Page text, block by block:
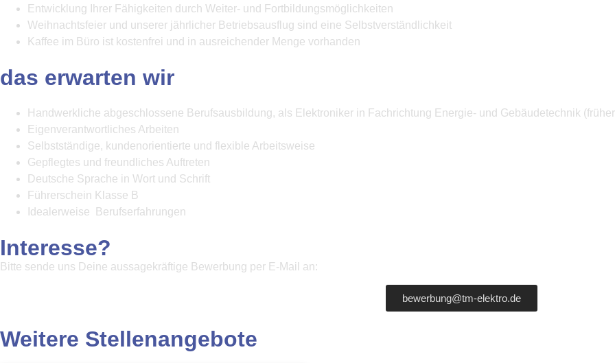
Entwicklung Ihrer Fähigkeiten durch Weiter- und Fortbildungsmöglichkeiten
Weihnachtsfeier und unserer jährlicher Betriebsausflug sind eine Selbstverständlichkeit
Kaffee im Büro ist kostenfrei und in ausreichender Menge vorhanden
das erwarten wir
Handwerkliche abgeschlossene Berufsausbildung, als Elektroniker in Fachrichtung Energie- und Gebäudetechnik
Eigenverantwortliches Arbeiten
Selbstständige, kundenorientierte und flexible Arbeitsweise
Gepflegtes und freundliches Auftreten
Deutsche Sprache in Wort und Schrift
Führerschein Klasse B
Idealerweise Berufserfahrungen
Interesse?
Bitte sende uns Deine aussagekräftige Bewerbung per E-Mail an:
bewerbung@tm-elektro.de
Weitere Stellenangebote